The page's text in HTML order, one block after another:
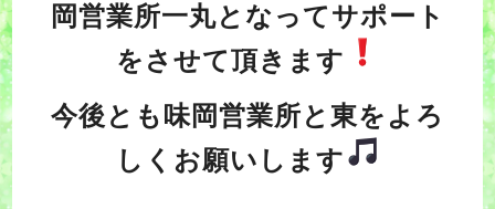
岡営業所一丸となってサポート
をさせて頂きます
今後とも味岡営業所と東をよろ
しくお願いします